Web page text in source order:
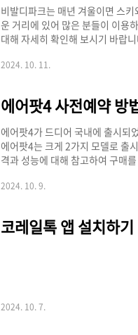
비발디파크는 매년 겨울이면 스
운 거리에 있어 많은 분들이 이용
대해 자세히 확인해 보시기 바랍
니라 락커 시즌패스 판매까지 선
티켓 판매 일정티켓 구매 방법
2024. 10. 11.
에어팟4가 드디어 국내에 출시되
에어팟4는 크게 2가지 모델로 출
격과 성능에 대해 참고하여 구매
어팟4 사전예약 혜택 에어팟4 구
줄어들 수가 있는데요. 아래 쿠팡
2024. 10. 9.
코레일톡 앱 설치하기
2024. 10. 7.